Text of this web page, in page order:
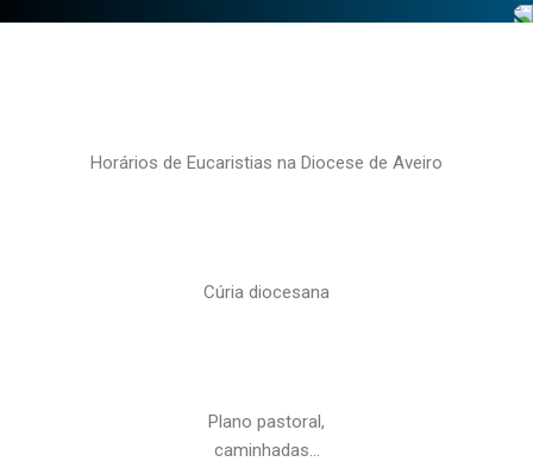
Horários de Eucaristias na Diocese de Aveiro
Cúria diocesana
Plano pastoral,
caminhadas…